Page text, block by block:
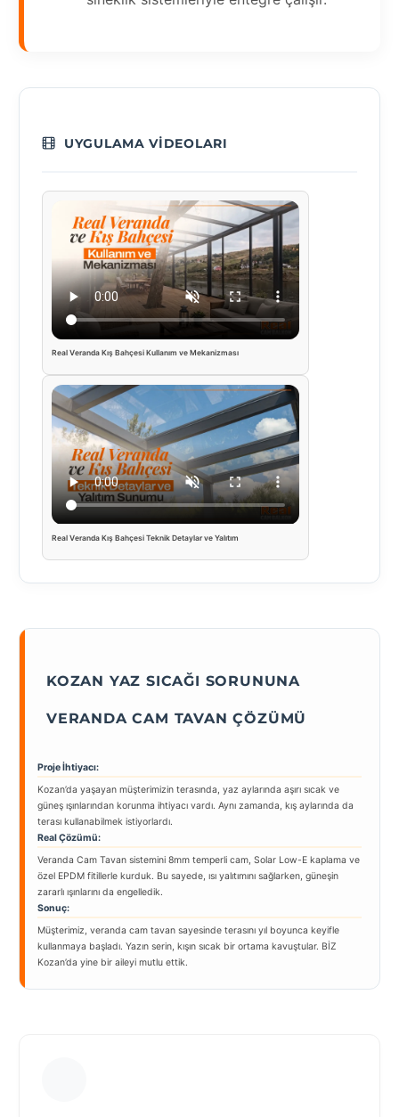
UYGULAMA VIDEOLARI
Real Veranda Kış Bahçesi Kullanım ve Mekanizması
Real Veranda Kış Bahçesi Teknik Detaylar ve Yalıtım
KOZAN YAZ SICAĞI SORUNUNA
VERANDA CAM TAVAN ÇÖZÜMÜ
Proje İhtiyacı:
Kozan’da yaşayan müşterimizin terasında, yaz aylarında aşırı sıcak ve
güneş ışınlarından korunma ihtiyacı vardı. Aynı zamanda, kış aylarında da
terası kullanabilmek istiyorlardı.
Real Çözümü:
Veranda Cam Tavan sistemini 8mm temperli cam, Solar Low-E kaplama ve
özel EPDM fitillerle kurduk. Bu sayede, ısı yalıtımını sağlarken, güneşin
zararlı ışınlarını da engelledik.
Sonuç:
Müşterimiz, veranda cam tavan sayesinde terasını yıl boyunca keyifle
kullanmaya başladı. Yazın serin, kışın sıcak bir ortama kavuştular. BİZ
Kozan’da yine bir aileyi mutlu ettik.